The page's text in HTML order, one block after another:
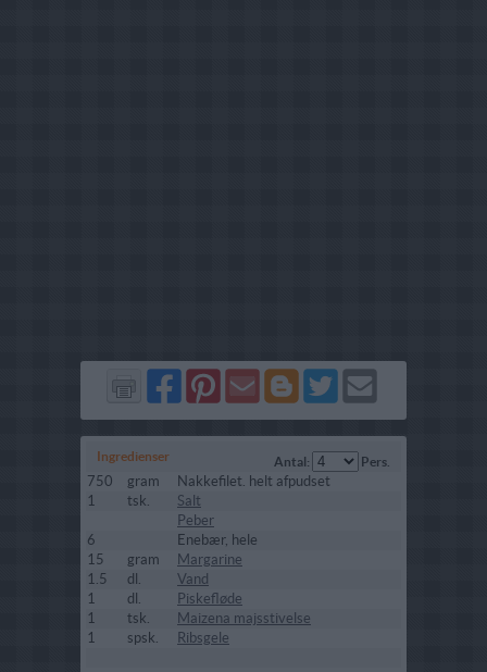
Del
på
Del
på
Send
via
Del
på
Del
på
Send
Ingredienser Antal: Pers.
750 gram
Nakkefilet. helt afpudset
1
tsk.
Salt
Peber
6
Enebær, hele
15
gram
Margarine
1.5
dl.
Vand
1
dl.
Piskefløde
1
tsk.
Maizena majsstivelse
1
spsk. Ribsgele